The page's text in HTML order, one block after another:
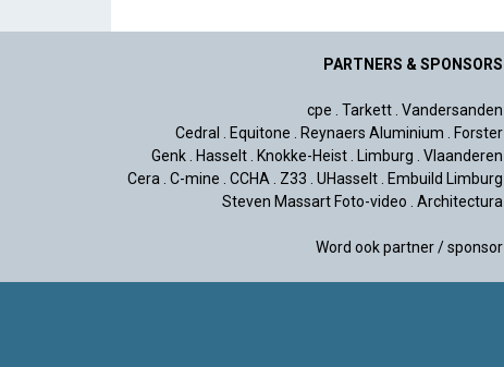
PARTNERS & SPONSORS
cpe Tarkett Vandersanden
Cedral
Equitone Reynaers Aluminium
Forster
Genk
Hasselt Knokke-Heist Limburg
Vlaanderen
Cera
C-mine CCHA Z33 UHasselt
Embuild Limburg
Steven Massart Foto-video
Architectura
Word ook partner / sponsor